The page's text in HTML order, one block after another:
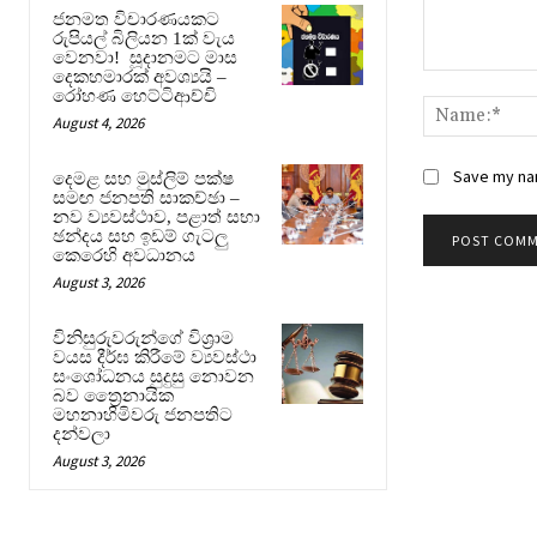
ජනමත විචාරණයකට
රුපියල් බිලියන 1ක් වැය
වෙනවා! සූදානමට මාස
දෙකහමාරක් අවශ්‍යයි –
රෝහණ හෙට්ටිආච්චි
August 4, 2026
දෙමළ සහ මුස්ලිම් පක්ෂ
සමඟ ජනපති සාකච්ඡා –
නව ව්‍යවස්ථාව, පළාත් සභා
ඡන්දය සහ ඉඩම් ගැටලු
කෙරෙහි අවධානය
August 3, 2026
විනිසුරුවරුන්ගේ විශ්‍රාම
වයස දීර්ඝ කිරීමේ ව්‍යවස්ථා
සංශෝධනය සුදුසු නොවන
බව ත්‍රෛනායික
මහනාහිමිවරු ජනපතිට
දන්වලා
August 3, 2026
Save my